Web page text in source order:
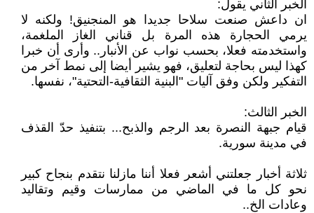
الخبر الثاني يقول:
ان داعش صنعت سلاحا جديدا هو المنجنيق! ولكنه لا
يرمي الحجارة هذه المرة بل قناني الغاز الملغمة،
واستخدمته فعلا، بحسب نواب عن الأنبار.. وأرى أن خبرا
كهذا ليس بحاجة لتعليق، فهو يشير أيضا إلى نمط آخر من
التفكير ولكن وفق آليات "البنية الثقافية-التحتية"، نفسها.
الخبر الثالث:
قيام جبهة النصرة بعد الرجم والذبح... بتنفيذ حدّ القذف
في مدينة سورية.
ثلاثة أخبار جعلتني أشعر فعلا أننا مازلنا نتقدم بنجاح كبير
نحو كل ما في الماضي من ممارسات وقيم وتقاليد
وعادات الخ..